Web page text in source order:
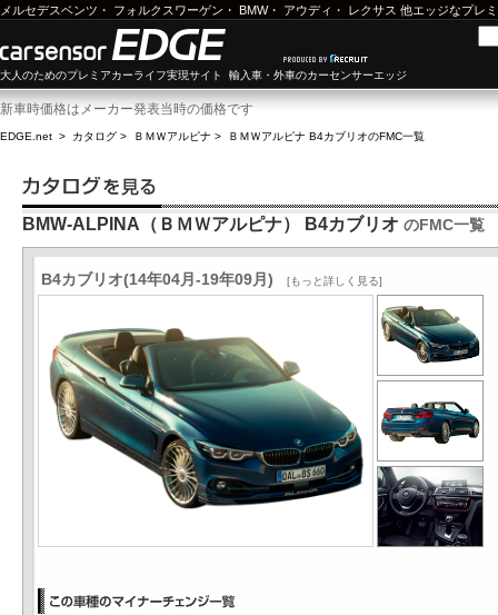
メルセデスベンツ ・ フォルクスワーゲン ・ BMW・ アウディ ・ レクサス 他エッジなプレ
大人のためのプレミアカーライフ実現サイト 輸入車・外車のカーセンサーエッジ
新車時価格はメーカー発表当時の価格です
EDGE.net > カタログ > ＢＭＷアルピナ > ＢＭＷアルピナ B4カブリオのFMC一覧
BMW-ALPINA（ＢＭＷアルピナ） B4カブリオ のFMC一覧
B4カブリオ(14年04月-19年09月) [もっと詳しく見る]